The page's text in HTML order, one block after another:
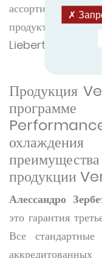
ассортимента
продуктов
Liebert® PCW.
Продукция
продукции
Алессандро
это гарантия
Все